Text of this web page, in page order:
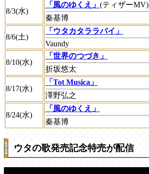
8/3(水)
「風のゆくえ」 (ティザーMV)
秦基博
8/6(土)
「ウタカタララバイ」
Vaundy
8/10(水)
「世界のつづき」
折坂悠太
8/17(水)
「Tot Musica」
澤野弘之
8/24(水)
「風のゆくえ」
秦基博
ウタの歌発売記念特売が配信